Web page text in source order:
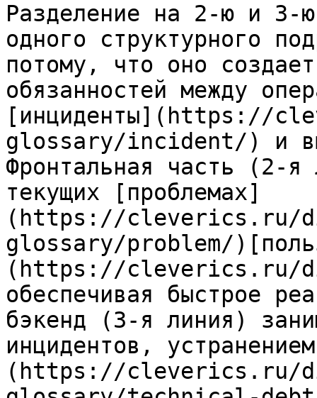
Разделение на 2-ю и 3-
одного структурного
потому, что оно
обязанностей между
[инциденты](https://
glossary/incident/) и
Фронтальная часть (2-я
текущих [проблемах]
(https://cleverics.ru/
glossary/problem/
(https://cleverics.ru/
обеспечивая быстрое
бэкенд (3-я линия)
инцидентов,
(https://cleverics.ru/